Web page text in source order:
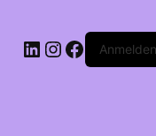
LinkedIn
Instagram
FacebookAnmelden